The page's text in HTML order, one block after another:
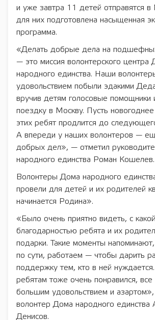
и уже завтра 11 детей отправятся в
для них подготовлена насыщенная
программа.
«Делать добрые дела на
— это миссия волонтерского центра
народного единства. Наши
удовольствием побыли эдакими
вручив детям голосовые помощники
поездку в Москву. Пусть
этих ребят продлится до
А впереди у наших волонтеров —
добрых дел», — отметил
народного единства Роман Кошелев.
Волонтеры Дома народного
провели для детей и их родителей
начинается Родина».
«Было очень приятно видеть, с
благодарностью ребята и их
подарки. Такие моменты
по сути, работаем — чтобы дарить
поддержку тем, кто в ней
ребятам тоже очень понравился, все
большим удовольствием и
волонтер Дома народного единства
Денисов.